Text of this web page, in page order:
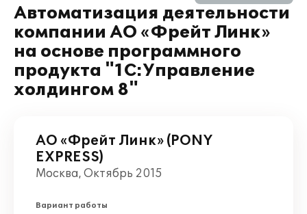
Автоматизация деятельности
компании АО «Фрейт Линк»
на основе программного
продукта "1С:Управление
холдингом 8"
АО «Фрейт Линк» (PONY
EXPRESS)
Москва, Октябрь 2015
Вариант работы